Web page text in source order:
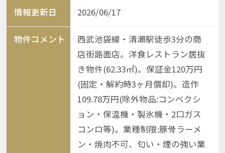
情報更新日 2026/06/17
物件コメント
西武池袋線・清瀬駅徒歩3分の商
店街路面店。洋食レストラン居抜
き物件(62.33㎡)。保証金120万円
(固定・解約時3ヶ月償却)。造作
109.78万円(除外物品:コンベクシ
ョン・保温機・製氷機・2口ガス
コンロ等)。業種制限:豚骨ラーメ
ン・焼肉不可、匂い・煙の強い業